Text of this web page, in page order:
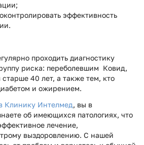
эффективность
проходить диагностику
риска: переболевшим Ковид,
40 лет, а также тем, кто
и ожирением.
Клинику Интелмед, вы в
об имеющихся патологиях, что
лечение,
выздоровлению. С нашей